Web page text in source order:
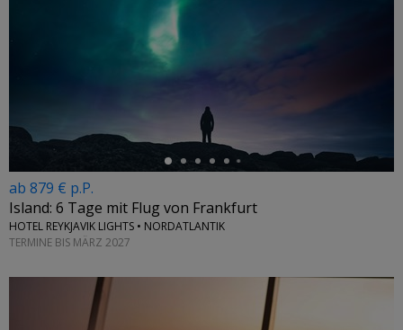
ab 879 € p.P.
Island: 6 Tage mit Flug von Frankfurt
HOTEL REYKJAVIK LIGHTS • NORDATLANTIK
TERMINE BIS MÄRZ 2027